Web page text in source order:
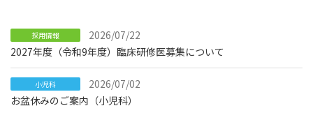
採用情報
2026/07/22
2027年度（令和9年度）臨床研修医募集について
小児科
2026/07/02
お盆休みのご案内（小児科）